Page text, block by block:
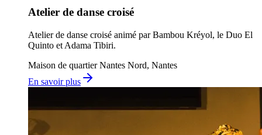
Atelier de danse croisé
Atelier de danse croisé animé par Bambou Kréyol, le Duo El
Quinto et Adama Tibiri.
Maison de quartier Nantes Nord, Nantes
En savoir plus